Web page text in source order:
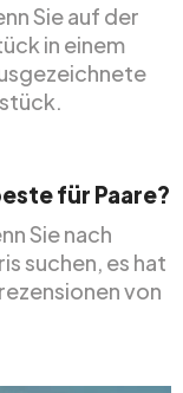
Sie auf der
in einem
für Paare?
Sie nach
suchen, es hat
von